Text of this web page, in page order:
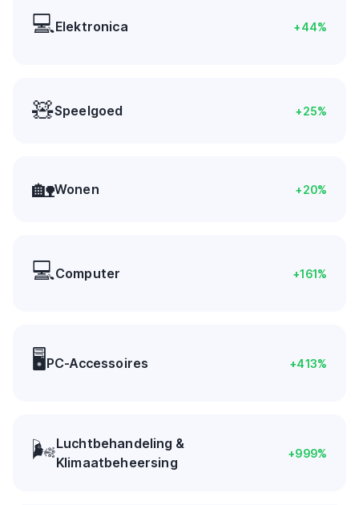
💻Elektronica +44%
🧸Speelgoed +25%
🏡Wonen +20%
💻Computer +161%
🖥️ PC-Accessoires +413%
🌬️Luchtbehandeling &
Klimaatbeheersing
+999%